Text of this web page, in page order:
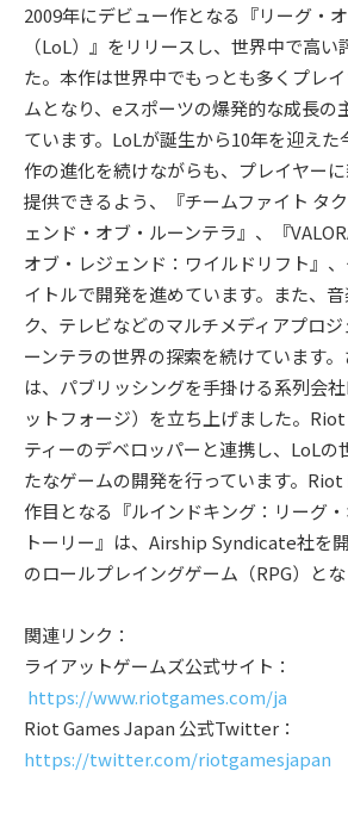
2009年にデビュー作となる『リーグ・
（LoL）』をリリースし、世界中で高
た。本作は世界中でもっとも多くプレ
ムとなり、eスポーツの爆発的な成長の
ています。LoLが誕生から10年を迎え
作の進化を続けながらも、プレイヤー
提供できるよう、『チームファイト タ
ェンド・オブ・ルーンテラ』、『
オブ・レジェンド：ワイルドリフト』
イトルで開発を進めています。また、
ク、テレビなどのマルチメディアプロ
ーンテラの世界の探索を続けています
は、パブリッシングを手掛ける系列会
ットフォージ）を立ち上げました。
ティーのデベロッパーと連携し、LoLの
たなゲームの開発を行っています。
作目となる『ルインドキング：リーグ
トーリー』は、Airship Syndicate社を
のロールプレイングゲーム（RPG）とな
関連リンク：
ライアットゲームズ公式サイト：
https://www.riotgames.com/ja
Riot Games Japan 公式Twitter：
https://twitter.com/riotgamesjapan